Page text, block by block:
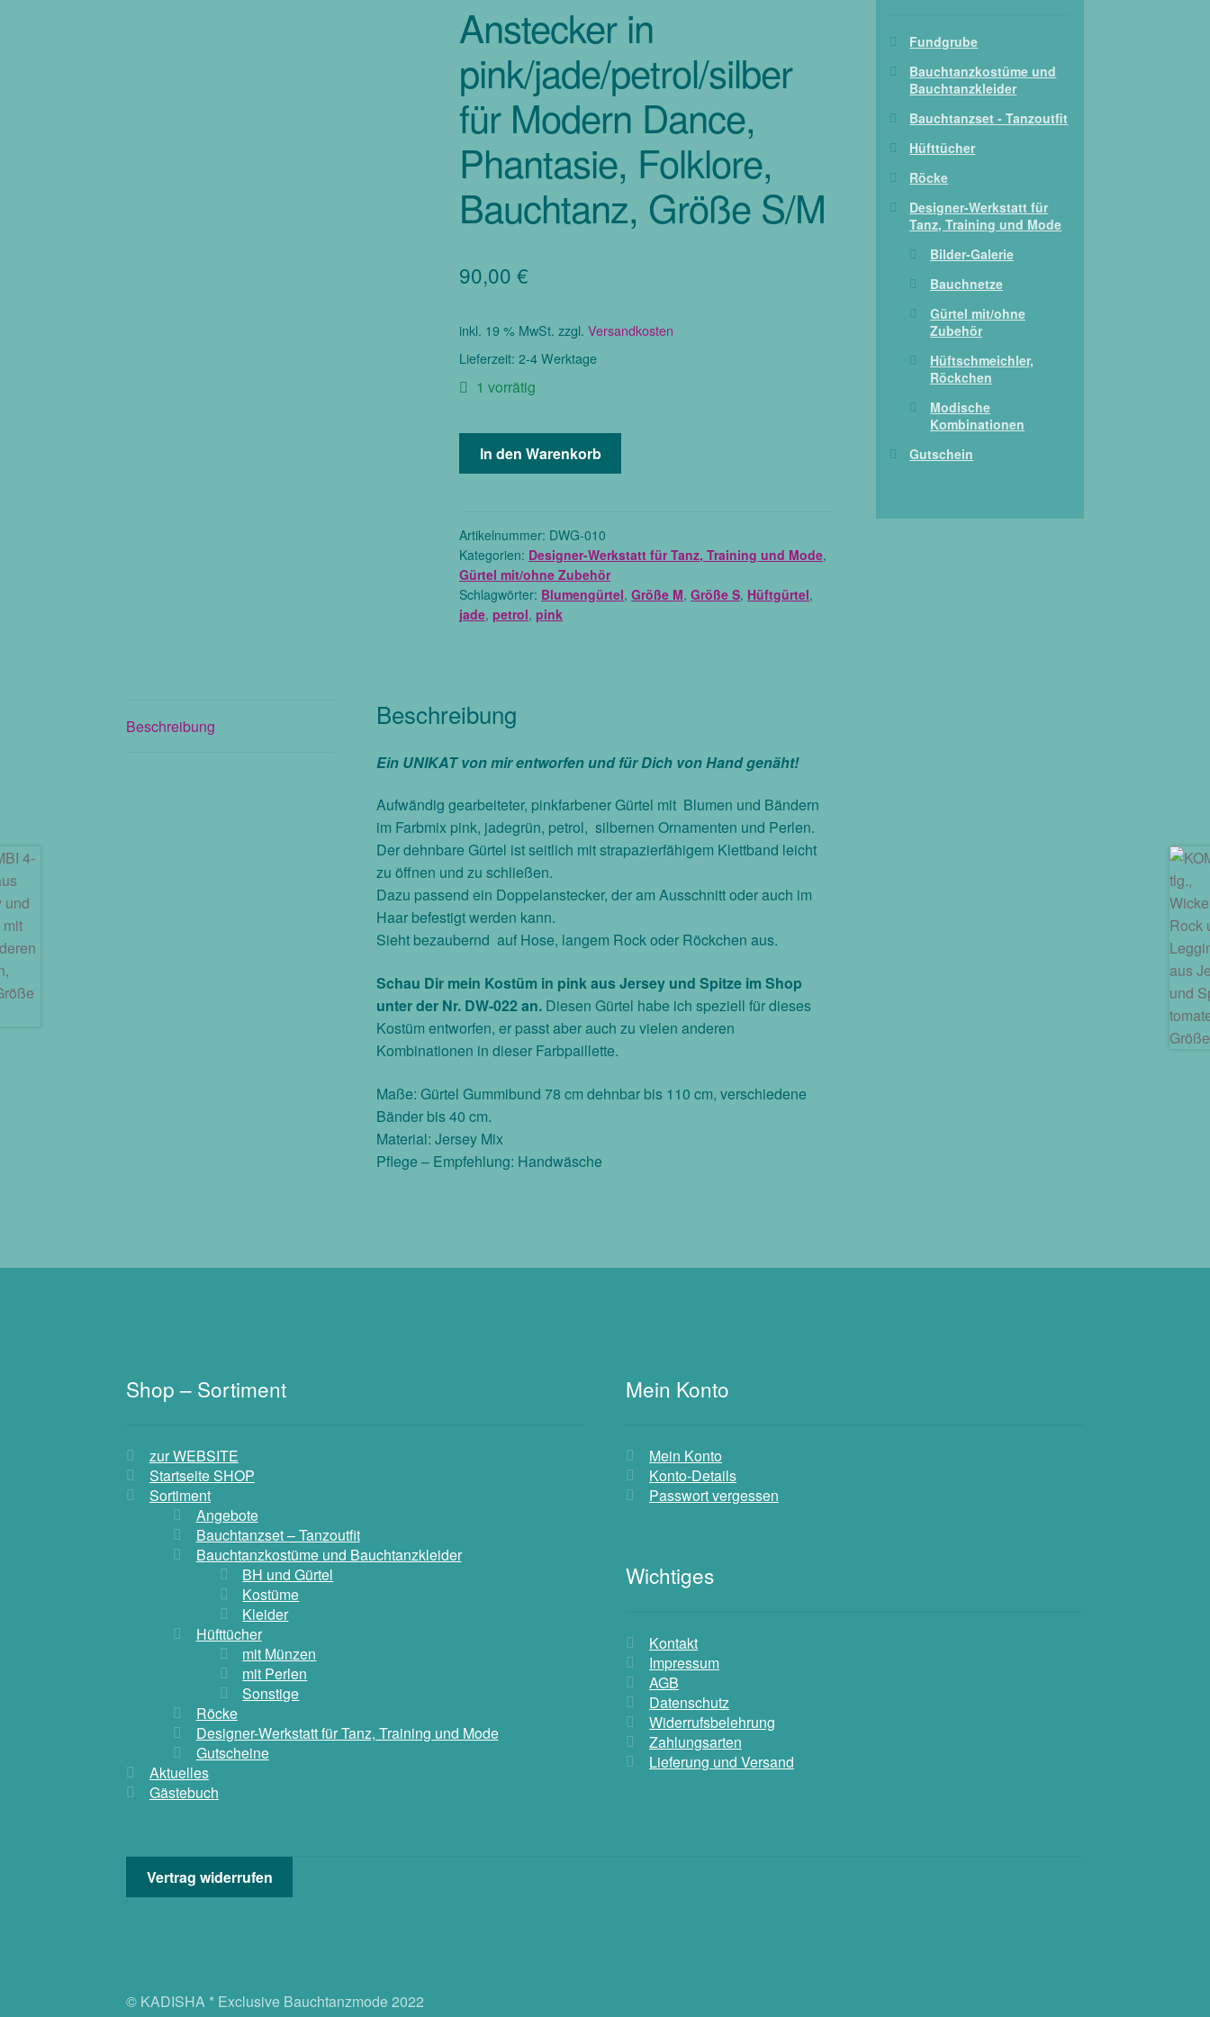
Anstecker in
pink/jade/petrol/silber
für Modern Dance,
Phantasie, Folklore,
Bauchtanz, Größe S/M
90,00€
inkl. 19 % MwSt. zzgl.Versandkosten
Lieferzeit:2-4 Werktage
1 vorrätig
UNIKAT
Gürtel
in
pink/jade/petrol/silber
für
Modern
Dance,
Größe
Menge
In den Warenkorb
Artikelnummer: DWG-010
Kategorien: Designer-Werkstatt für Tanz, Training und Mode,
Gürtel mit/ohne Zubehör
Schlagwörter: Blumengürtel,Größe M,Größe S, Hüftgürtel,
jade,petrol,pink
Beschreibung Beschreibung
Ein UNIKAT von mir entworfen und für Dich von Hand genäht!
Aufwändig gearbeiteter, pinkfarbener Gürtel mit Blumen und Bändern
im Farbmix pink, jadegrün, petrol, silbernen Ornamenten und Perlen.
Der dehnbare Gürtel ist seitlich mit strapazierfähigem Klettband leicht
zu öffnen und zu schließen.
Dazu passend ein Doppelanstecker, der am Ausschnitt oder auch im
Haar befestigt werden kann.
Sieht bezaubernd auf Hose, langem Rock oder Röckchen aus.
Schau Dir mein Kostüm in pink aus Jersey und Spitze im Shop
unter der Nr. DW-022 an.Diesen Gürtel habe ich speziell für dieses
Kostüm entworfen, er passt aber auch zu vielen anderen
Kombinationen in dieser Farbpaillette.
Maße: Gürtel Gummibund 78 cm dehnbar bis 110 cm, verschiedene
Bänder bis 40 cm.
Material: Jersey Mix
Pflege – Empfehlung: Handwäsche
Fundgrube
Bauchtanzkostüme und
Bauchtanzkleider
Bauchtanzset - Tanzoutfit
Hüfttücher
Röcke
Designer-Werkstatt für
Tanz, Training und Mode
Bilder-Galerie
Bauchnetze
Gürtel mit/ohne
Zubehör
Hüftschmeichler,
Röckchen
Modische
Kombinationen
Gutschein
Shop – Sortiment
zur WEBSITE
Startseite SHOP
Sortiment
Angebote
Bauchtanzset – Tanzoutfit
Bauchtanzkostüme und Bauchtanzkleider
BH und Gürtel
Kostüme
Kleider
Hüfttücher
mit Münzen
mit Perlen
Sonstige
Röcke
Designer-Werkstatt für Tanz, Training und Mode
Gutscheine
Aktuelles
Gästebuch
Mein Konto
Mein Konto
Konto-Details
Passwort vergessen
Wichtiges
Kontakt
Impressum
AGB
Datenschutz
Widerrufsbelehrung
Zahlungsarten
Lieferung und Versand
Vertrag widerrufen
© KADISHA * Exclusive Bauchtanzmode 2022